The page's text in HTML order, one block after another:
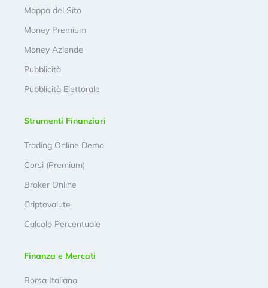
Mappa del Sito
Money Premium
Money Aziende
Pubblicità
Pubblicità Elettorale
Strumenti Finanziari
Trading Online Demo
Corsi (Premium)
Broker Online
Criptovalute
Calcolo Percentuale
Finanza e Mercati
Borsa Italiana